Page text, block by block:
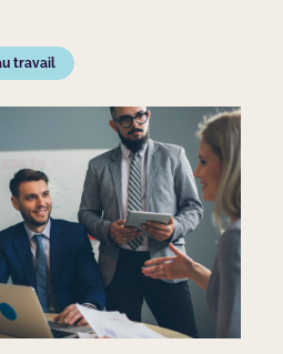
travail